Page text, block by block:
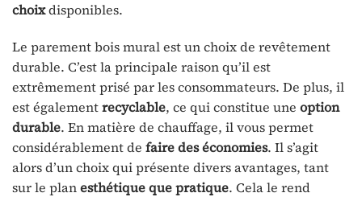
choixdisponibles.
Le parement bois mural est un choix de revêtement
durable. C’est la principale raison qu’il est
extrêmement prisé par les consommateurs. De plus, il
est égalementrecyclable, ce qui constitue une option
durable. En matière de chauffage, il vous permet
considérablement de faire des économies. Il s’agit
alors d’un choix qui présente divers avantages, tant
sur le planesthétique que pratique. Cela le rend